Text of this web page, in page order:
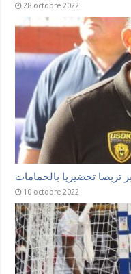
28 octobre 2022
تربصا تحضيريا بالحمامات
10 octobre 2022